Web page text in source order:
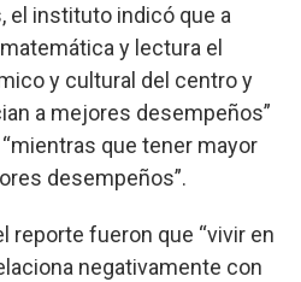
el instituto indicó que a
y lectura el
y cultural del centro y
a mejores desempeños”
que tener mayor
desempeños”.
reporte fueron que “vivir en
negativamente con